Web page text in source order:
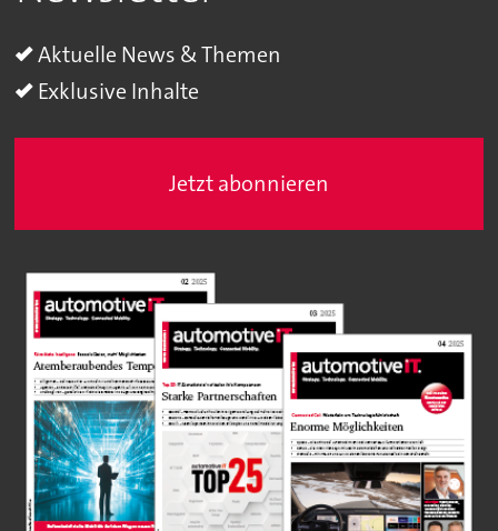
Aktuelle News & Themen
Exklusive Inhalte
Jetzt abonnieren